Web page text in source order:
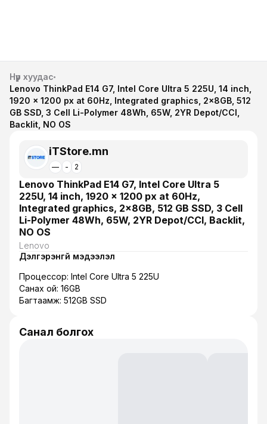
Нүүр хуудас
Lenovo ThinkPad E14 G7, Intel Core Ultra 5 225U, 14 inch,
1920 x 1200 px at 60Hz, Integrated graphics, 2x8GB, 512
GB SSD, 3 Cell Li-Polymer 48Wh, 65W, 2YR Depot/CCI,
Backlit, NO OS
iTStore.mn
— - 2
Lenovo ThinkPad E14 G7, Intel Core Ultra 5
225U, 14 inch, 1920 x 1200 px at 60Hz,
Integrated graphics, 2x8GB, 512 GB SSD, 3 Cell
Li-Polymer 48Wh, 65W, 2YR Depot/CCI, Backlit,
NO OS
Lenovo
Дэлгэрэнгүй мэдээлэл
Процессор: Intel Core Ultra 5 225U
Санах ой: 16GB
Багтаамж: 512GB SSD
Санал болгох